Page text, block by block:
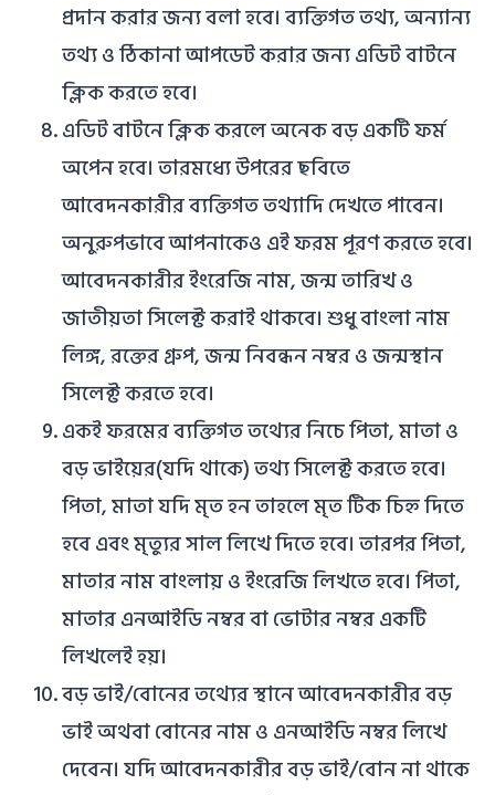
প্রদান করার জন্য বলা হবে। ব্যক্তিগত তথ্য, অন্যান্য
তথ্য ও ঠিকানা আপডেট করার জন্য এডিট বাটনে
ক্লিক করতে হবে।
এডিট বাটনে ক্লিক করলে অনেক বড় একটি ফর্ম
অপেন হবে। তারমধ্যে উপরের ছবিতে
আবেদনকারীর ব্যক্তিগত তথ্যাদি দেখতে পাবেন।
অনুরুপভাবে আপনাকেও এই ফরম পূরণ করতে হবে।
আবেদনকারীর ইংরেজি নাম, জন্ম তারিখ ও
জাতীয়তা সিলেক্ট করাই থাকবে। শুধু বাংলা নাম
লিঙ্গ, রক্তের গ্রুপ, জন্ম নিবন্ধন নম্বর ও জন্মস্থান
সিলেক্ট করতে হবে।
একই ফরমের ব্যক্তিগত তথ্যের নিচে পিতা, মাতা ও
বড় ভাইয়ের(যদি থাকে) তথ্য সিলেক্ট করতে হবে।
পিতা, মাতা যদি মৃত হন তাহলে মৃত টিক চিহ্ন দিতে
হবে এবং মৃত্যুর সাল লিখে দিতে হবে। তারপর পিতা,
মাতার নাম বাংলায় ও ইংরেজি লিখতে হবে। পিতা,
মাতার এনআইডি নম্বর বা ভোটার নম্বর একটি
লিখলেই হয়।
বড় ভাই/বোনের তথ্যের স্থানে আবেদনকারীর বড়
ভাই অথবা বোনের নাম ও এনআইডি নম্বর লিখে
দেবেন। যদি আবেদনকারীর বড় ভাই/বোন না থাকে